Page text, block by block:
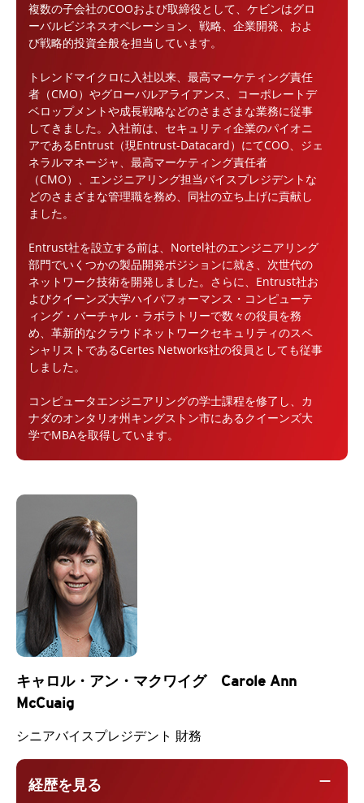
複数の子会社のCOOおよび取締役として、ケビンはグロ
ーバルビジネスオペレーション、戦略、企業開発、およ
び戦略的投資全般を担当しています。
トレンドマイクロに入社以来、最高マーケティング責任
者（CMO）やグローバルアライアンス、コーポレートデ
ベロップメントや成長戦略などのさまざまな業務に従事
してきました。入社前は、セキュリティ企業のパイオニ
アであるEntrust（現Entrust-Datacard）にてCOO、ジェ
ネラルマネージャ、最高マーケティング責任者
（CMO）、エンジニアリング担当バイスプレジデントな
どのさまざまな管理職を務め、同社の立ち上げに貢献し
ました。
Entrust社を設立する前は、Nortel社のエンジニアリング
部門でいくつかの製品開発ポジションに就き、次世代の
ネットワーク技術を開発しました。さらに、Entrust社お
よびクイーンズ大学ハイパフォーマンス・コンピューテ
ィング・バーチャル・ラボラトリーで数々の役員を務
め、革新的なクラウドネットワークセキュリティのスペ
シャリストであるCertes Networks社の役員としても従事
しました。
コンピュータエンジニアリングの学士課程を修了し、カ
ナダのオンタリオ州キングストン市にあるクイーンズ大
学でMBAを取得しています。
キャロル・アン・マクワイグ Carole Ann
McCuaig
シニアバイスプレジデント 財務
経歴を見る remove